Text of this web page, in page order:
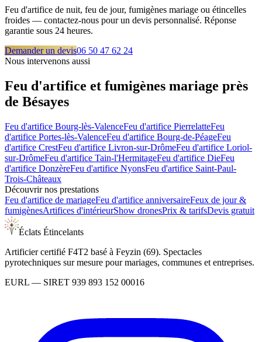
Feu d'artifice de nuit, feu de jour, fumigènes mariage ou étincelles
froides — contactez-nous pour un devis personnalisé. Réponse
garantie sous 24 heures.
Demander un devis06 50 47 62 24
Nous intervenons aussi
Feu d'artifice et fumigènes mariage près
de Bésayes
Feu d'artifice Bourg-lès-ValenceFeu d'artifice PierrelatteFeu
d'artifice Portes-lès-ValenceFeu d'artifice Bourg-de-PéageFeu
d'artifice CrestFeu d'artifice Livron-sur-DrômeFeu d'artifice Loriol-
sur-DrômeFeu d'artifice Tain-l'HermitageFeu d'artifice DieFeu
d'artifice DonzèreFeu d'artifice NyonsFeu d'artifice Saint-Paul-
Trois-Châteaux
Découvrir nos prestations
Feu d'artifice de mariageFeu d'artifice anniversaireFeux de jour &
fumigènesArtifices d'intérieurShow dronesPrix & tarifsDevis gratuit
Éclats Étincelants
Artificier certifié F4T2 basé à Feyzin (69). Spectacles
pyrotechniques sur mesure pour mariages, communes et entreprises.
EURL — SIRET 939 893 152 00016